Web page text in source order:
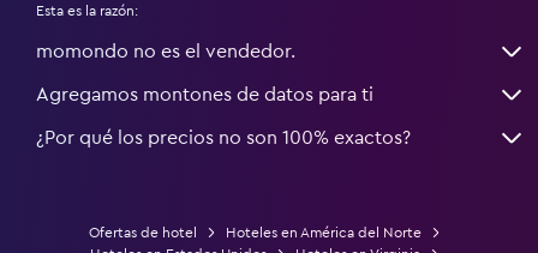
Esta es la razón:
momondo no es el vendedor.
Agregamos montones de datos para ti
¿Por qué los precios no son 100% exactos?
Ofertas de hotel
Hoteles en América del Norte